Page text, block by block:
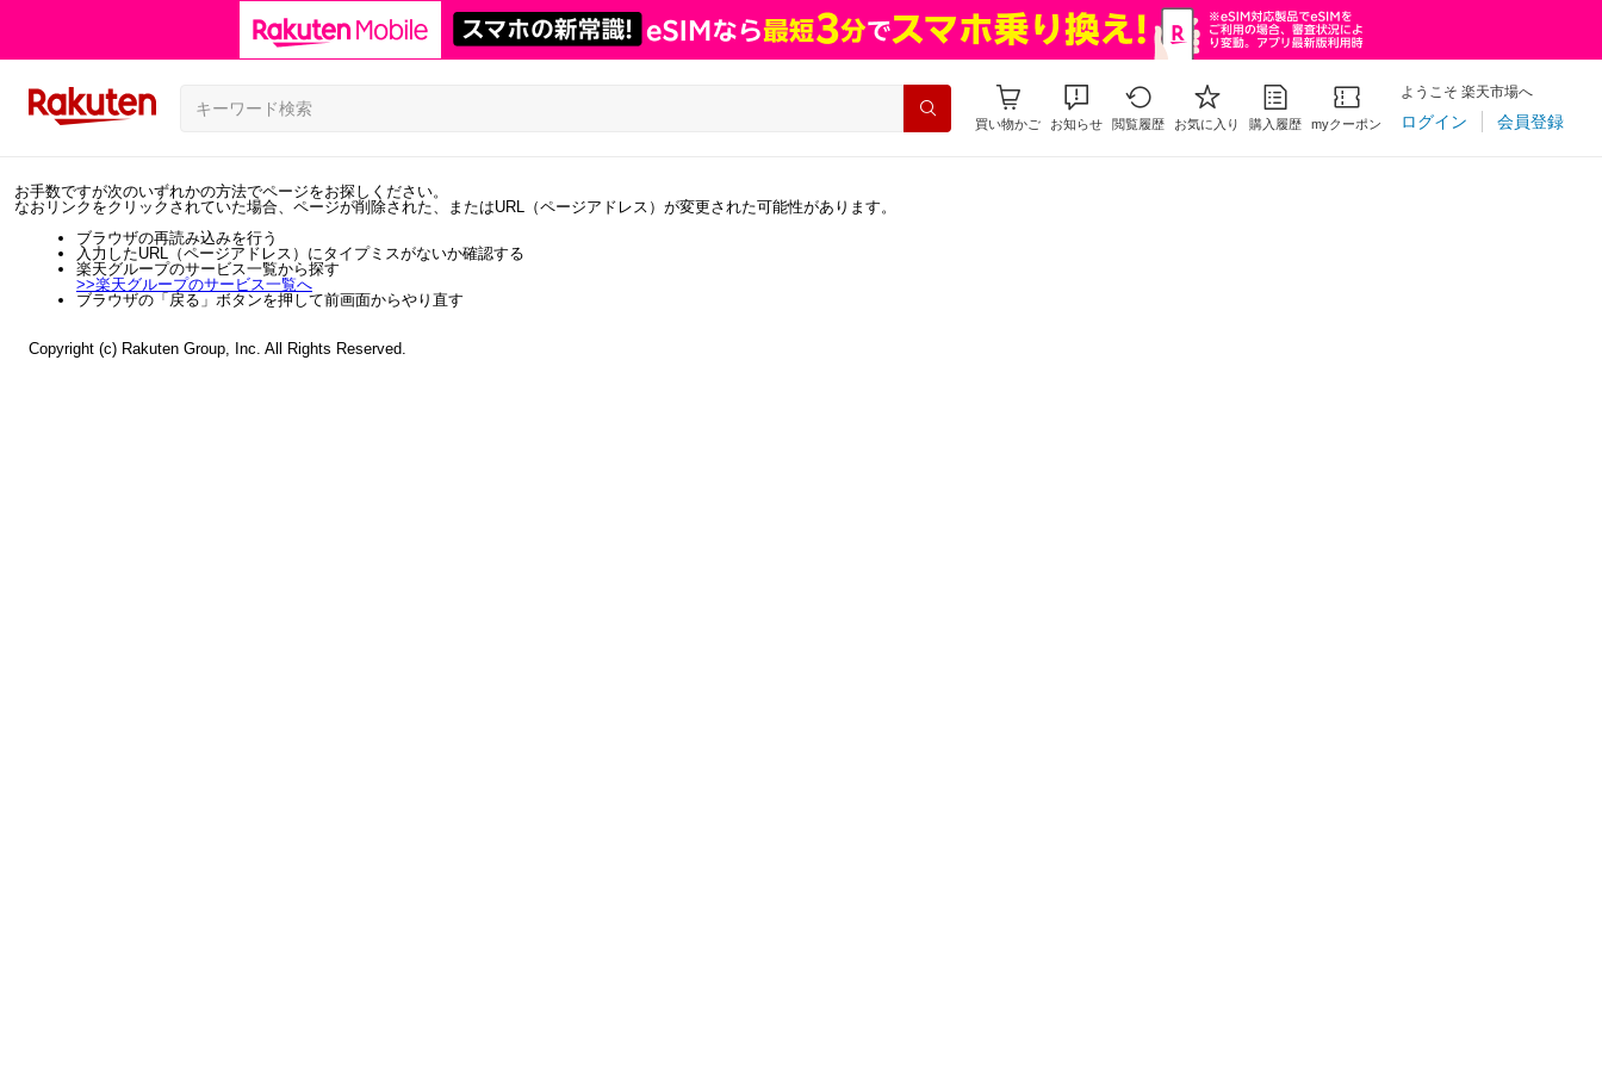
買い物かご お知らせ 閲覧履歴 お気に入り 購入履歴 myクーポン
ようこそ 楽天市場へ
ログイン 会員登録
お手数ですが次のいずれかの方法でページをお探しください。
なおリンクをクリックされていた場合、ページが削除された、またはURL（ページアドレス）が変更された可能性があります。
ブラウザの再読み込みを行う
入力したURL（ページアドレス）にタイプミスがないか確認する
楽天グループのサービス一覧から探す
>>楽天グループのサービス一覧へ
ブラウザの「戻る」ボタンを押して前画面からやり直す
Copyright (c) Rakuten Group, Inc. All Rights Reserved.